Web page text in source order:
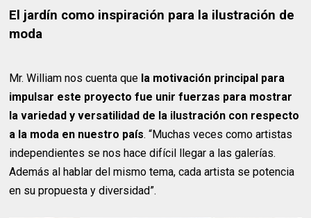
El jardín como inspiración para la ilustración de
moda
Mr. William nos cuenta que la motivación principal para
impulsar este proyecto fue unir fuerzas para mostrar
la variedad y versatilidad de la ilustración con respecto
a la moda en nuestro país. “Muchas veces como artistas
independientes se nos hace difícil llegar a las galerías.
Además al hablar del mismo tema, cada artista se potencia
en su propuesta y diversidad”.